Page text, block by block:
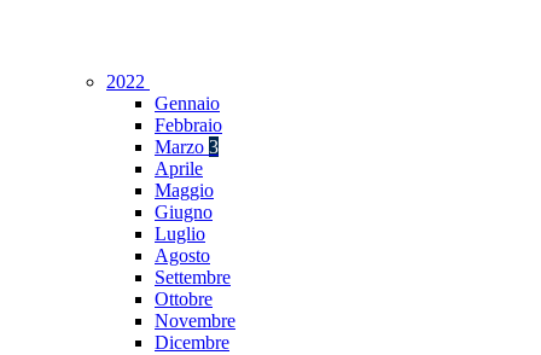
2022
Gennaio
Febbraio
Marzo 3
Aprile
Maggio
Giugno
Luglio
Agosto
Settembre
Ottobre
Novembre
Dicembre